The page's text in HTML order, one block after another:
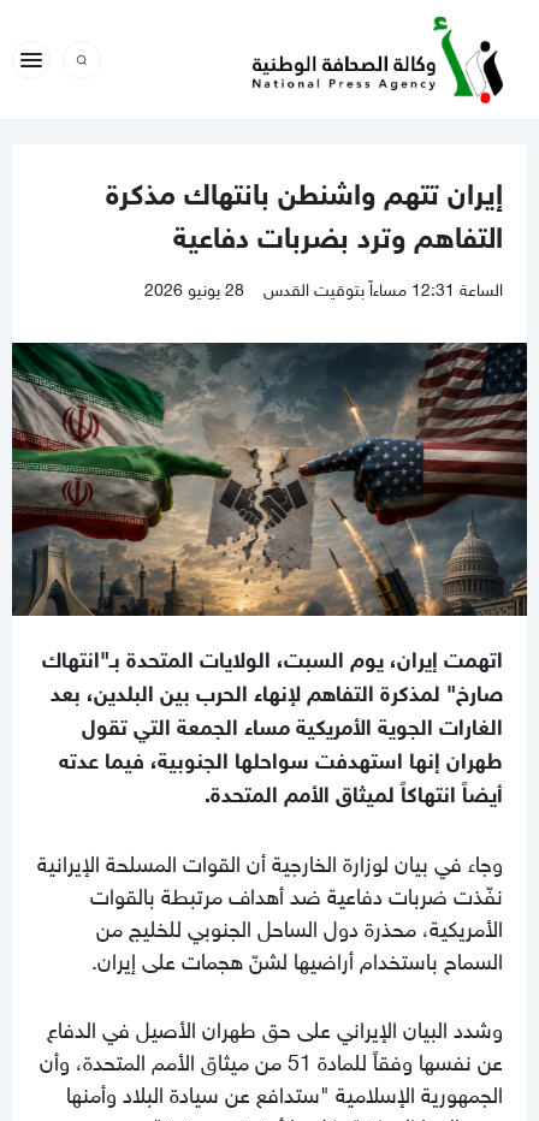
إيران تتهم واشنطن بانتهاك مذكرة
التفاهم وترد بضربات دفاعية
الساعة 12:31 مساءاً بتوقيت القدس 28 يونيو 2026
اتهمت إيران، يوم السبت، الولايات المتحدة بـ"انتهاك
صارخ" لمذكرة التفاهم لإنهاء الحرب بين البلدين، بعد
الغارات الجوية الأمريكية مساء الجمعة التي تقول
طهران إنها استهدفت سواحلها الجنوبية، فيما عدته
أيضاً انتهاكاً لميثاق الأمم المتحدة.
وجاء في بيان لوزارة الخارجية أن القوات المسلحة الإيرانية
نفّذت ضربات دفاعية ضد أهداف مرتبطة بالقوات
الأمريكية، محذرة دول الساحل الجنوبي للخليج من
السماح باستخدام أراضيها لشنّ هجمات على إيران.
وشدد البيان الإيراني على حق طهران الأصيل في الدفاع
عن نفسها وفقاً للمادة 51 من ميثاق الأمم المتحدة، وأن
الجمهورية الإسلامية "ستدافع عن سيادة البلاد وأمنها